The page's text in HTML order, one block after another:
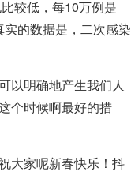
较低，每10万例是
的数据是，二次感染
以明确地产生我们人
个时候啊最好的措
大家呢新春快乐！抖